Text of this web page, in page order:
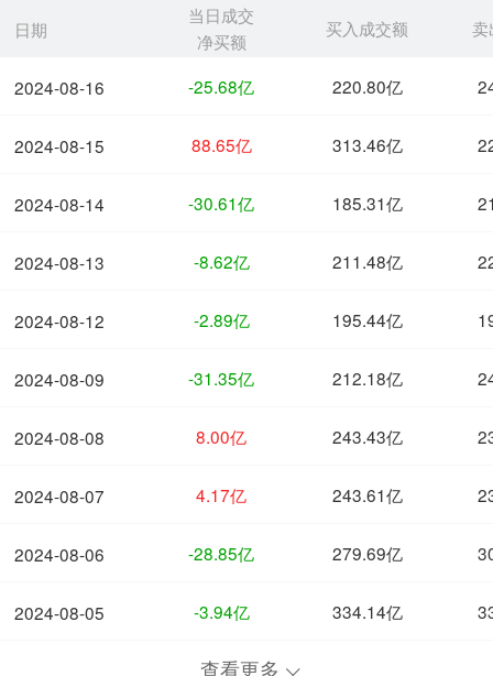
日期
2024-08-16
2024-08-15
2024-08-14
2024-08-13
2024-08-12
2024-08-09
2024-08-08
2024-08-07
2024-08-06
2024-08-05
当日成交
净买额
买入成交额 卖
-25.68亿 220.80亿
88.65亿 313.46亿
-30.61亿 185.31亿
-8.62亿 211.48亿
-2.89亿 195.44亿
-31.35亿 212.18亿
8.00亿 243.43亿
4.17亿 243.61亿
-28.85亿 279.69亿
-3.94亿 334.14亿
查看更多